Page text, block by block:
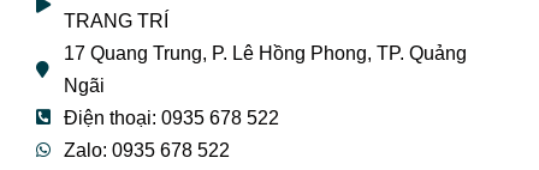
TRANG TRÍ
17 Quang Trung, P. Lê Hồng Phong, TP. Quảng
Ngãi
Điện thoại: 0935 678 522
Zalo: 0935 678 522